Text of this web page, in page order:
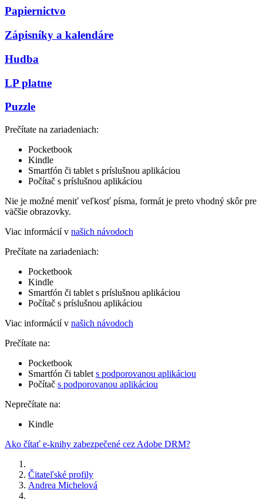
Papiernictvo
Zápisníky a kalendáre
Hudba
LP platne
Puzzle
Prečítate na zariadeniach:
Pocketbook
Kindle
Smartfón či tablet s príslušnou aplikáciou
Počítač s príslušnou aplikáciou
Nie je možné meniť veľkosť písma, formát je preto vhodný skôr pre
väčšie obrazovky.
Viac informácií v našich návodoch
Prečítate na zariadeniach:
Pocketbook
Kindle
Smartfón či tablet s príslušnou aplikáciou
Počítač s príslušnou aplikáciou
Viac informácií v našich návodoch
Prečítate na:
Pocketbook
Smartfón či tablet s podporovanou aplikáciou
Počítač s podporovanou aplikáciou
Neprečítate na:
Kindle
Ako čítať e-knihy zabezpečené cez Adobe DRM?
Čitateľské profily
Andrea Michelová